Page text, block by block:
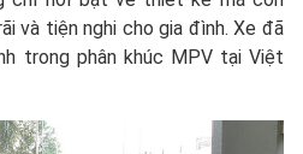
và tiện nghi cho gia đình. Xe đã
trong phân khúc MPV tại Việt